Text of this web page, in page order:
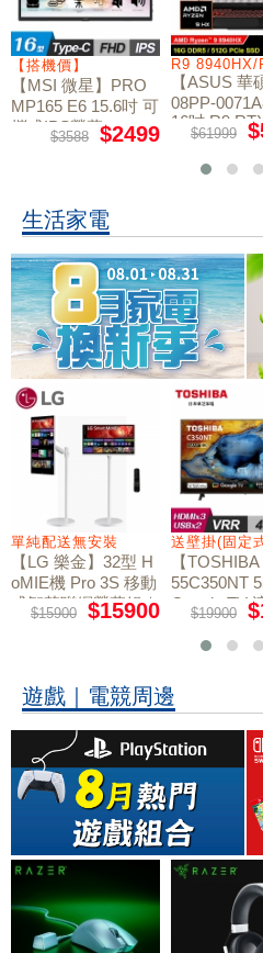
W11
【搭機價】
【MSI 微星】PRO
MP165 E6 15.6吋 可
攜式IPS螢幕
$3588 $2499
R9
【ASUS 華
08PP-
16吋 R9
電競筆電
$61999
生活家電
禮
單純配送無安裝
【LG 樂金】32型 H
oMIE機 Pro 3S 移動
式智慧聯網螢幕組｜
單純配送
$15900 $15900
送壁掛(固定
【TOSHIBA
55C350NT
Google TV
器｜含壁掛
+安裝
$19900
遊戲｜電競周邊